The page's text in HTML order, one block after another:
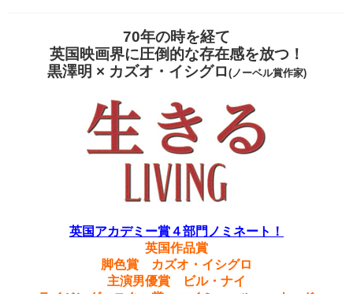
70年の時を経て
英国映画界に圧倒的な存在感を放つ！
黒澤明 × カズオ・イシグロ (ノーベル賞作家)
英国アカデミー賞４部門ノミネート！
英国作品賞
脚色賞 カズオ・イシグロ
主演男優賞 ビル・ナイ